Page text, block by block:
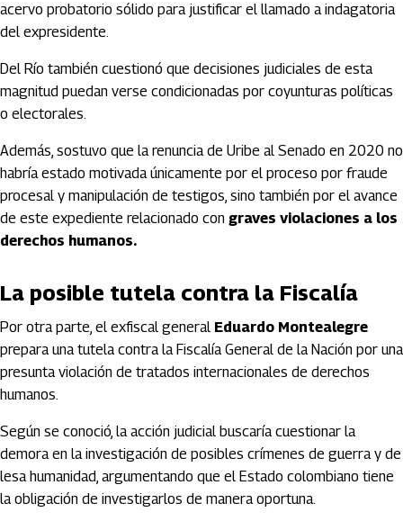
acervo probatorio sólido para justificar el llamado a indagatoria
del expresidente.
Del Río también cuestionó que decisiones judiciales de esta
magnitud puedan verse condicionadas por coyunturas políticas
o electorales.
Además, sostuvo que la renuncia de Uribe al Senado en 2020 no
habría estado motivada únicamente por el proceso por fraude
procesal y manipulación de testigos, sino también por el avance
de este expediente relacionado con graves violaciones a los
derechos humanos.
La posible tutela contra la Fiscalía
Por otra parte, el exfiscal general Eduardo Montealegre
prepara una tutela contra la Fiscalía General de la Nación por una
presunta violación de tratados internacionales de derechos
humanos.
Según se conoció, la acción judicial buscaría cuestionar la
demora en la investigación de posibles crímenes de guerra y de
lesa humanidad, argumentando que el Estado colombiano tiene
la obligación de investigarlos de manera oportuna.